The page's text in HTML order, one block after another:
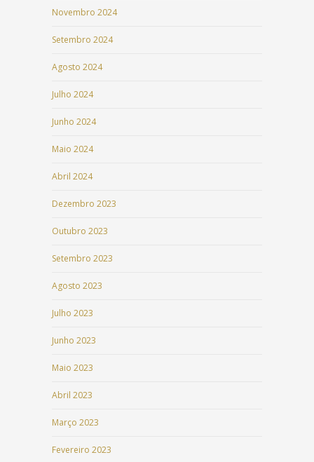
Novembro 2024
Setembro 2024
Agosto 2024
Julho 2024
Junho 2024
Maio 2024
Abril 2024
Dezembro 2023
Outubro 2023
Setembro 2023
Agosto 2023
Julho 2023
Junho 2023
Maio 2023
Abril 2023
Março 2023
Fevereiro 2023